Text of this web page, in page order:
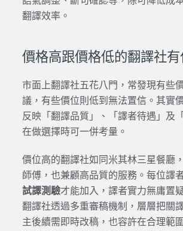
翻譯效率。
價格高跟價格低的翻譯社有
市面上翻譯社五花八門，常發現有些
議，有些價位則低到無法置信。其實
反映「翻譯品質」、「譯者待遇」及
在做選擇時可一併考量。
價位高的翻譯社如同米其林三星餐廳
師傅，也兼顧高品質的服務。每位譯
試譯測驗才能加入，譯者實力無庸置
翻譯社透過多重審稿機制，層層把關
主後續需即時改稿，也容許在合理範